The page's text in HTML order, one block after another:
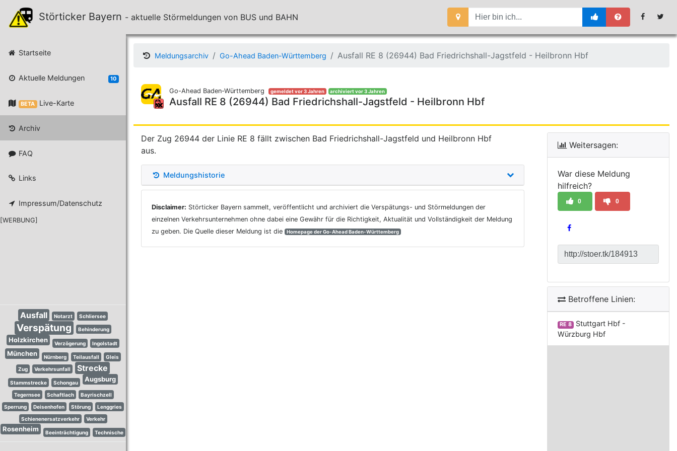
Störticker Bayern - aktuelle Störmeldungen von BUS und BAHN
Startseite
Aktuelle Meldungen 10
BETA Live-Karte
Archiv
FAQ
Links
Impressum/Datenschutz
[WERBUNG]
Ausfall Notarzt Schliersee
Verspätung Behinderung
Holzkirchen Verzögerung Ingolstadt
München Nürnberg Teilausfall
Gleis
Zug
Verkehrsunfall Strecke
Stammstrecke Schongau Augsburg
Tegernsee Schaftlach
Bayrischzell
Sperrung
Deisenhofen Störung
Lenggries
Schienenersatzverkehr
Verkehr
Rosenheim Beeinträchtigung Technische
Meldungsarchiv Go-Ahead Baden-Württemberg Ausfall RE 8 (26944) Bad Friedrichshall-Jagstfeld - Heilbronn Hbf
Go-Ahead Baden-Württemberg gemeldet vor 3 Jahren archiviert vor 3 Jahren
Ausfall RE 8 (26944) Bad Friedrichshall-Jagstfeld - Heilbronn Hbf
Der Zug 26944 der Linie RE 8 fällt zwischen Bad Friedrichshall-Jagstfeld und Heilbronn Hbf
aus.
Meldungshistorie
Disclaimer: Störticker Bayern sammelt, veröffentlicht und archiviert die Verspätungs- und Störmeldungen der
einzelnen Verkehrsunternehmen ohne dabei eine Gewähr für die Richtigkeit, Aktualität und Vollständigkeit der Meldung
zu geben. Die Quelle dieser Meldung ist die
Homepage der Go-Ahead Baden-Württemberg
Weitersagen:
War diese Meldung
hilfreich?
0 0
Betroffene Linien:
RE 8
Stuttgart Hbf -
Würzburg Hbf